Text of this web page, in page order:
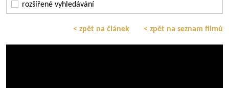
rozšířené vyhledávání
< zpět na článek < zpět na seznam filmů